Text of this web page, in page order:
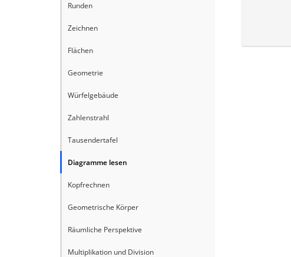
Runden
Zeichnen
Flächen
Geometrie
Würfelgebäude
Zahlenstrahl
Tausendertafel
Diagramme lesen
Kopfrechnen
Geometrische Körper
Räumliche Perspektive
Multiplikation und Division